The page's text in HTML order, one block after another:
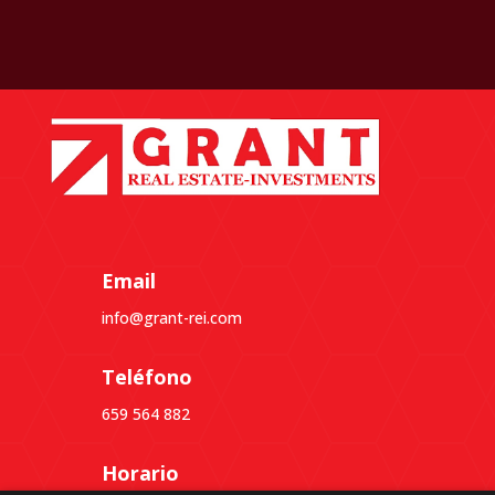
Email
info@grant-rei.com
Teléfono
659 564 882
Horario